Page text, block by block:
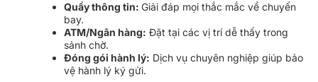
Quầy thông tin: Giải đáp mọi thắc mắc về chuyến
bay.
ATM/Ngân hàng: Đặt tại các vị trí dễ thấy trong
sảnh chờ.
Đóng gói hành lý: Dịch vụ chuyên nghiệp giúp bảo
vệ hành lý ký gửi.